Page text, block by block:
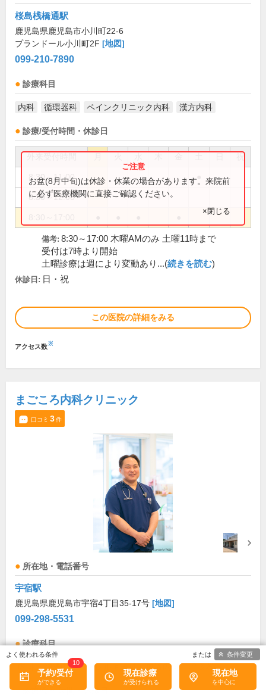
桜島桟橋通駅
鹿児島県鹿児島市小川町22-6
プランドール小川町2F [地図]
099-210-7890
診療科目
内科 循環器科 ペインクリニック内科 漢方内科
診療/受付時間・休診日
祝
8:30～11:00
8:30～12:00 ●
お盆(8月中旬)は休診・休業の場合があります。来院前
に必ず医療機関に直接ご確認ください。
×閉じる
備考: 8:30～17:00 木曜AMのみ 土曜11時まで
受付は7時より開始
土曜診療は週により変動あり...(続きを読む)
休診日: 日・祝
この医院の詳細をみる
アクセス数※
まごころ内科クリニック
口コミ 3件
所在地・電話番号
宇宿駅
鹿児島県鹿児島市宇宿4丁目35-17号 [地図]
099-298-5531
診療科目
神経内科 アレルギー科 血液内科 呼吸器科
診療/受付時間・休診日
予約/受付
10
現在診療 現在地
条件変更